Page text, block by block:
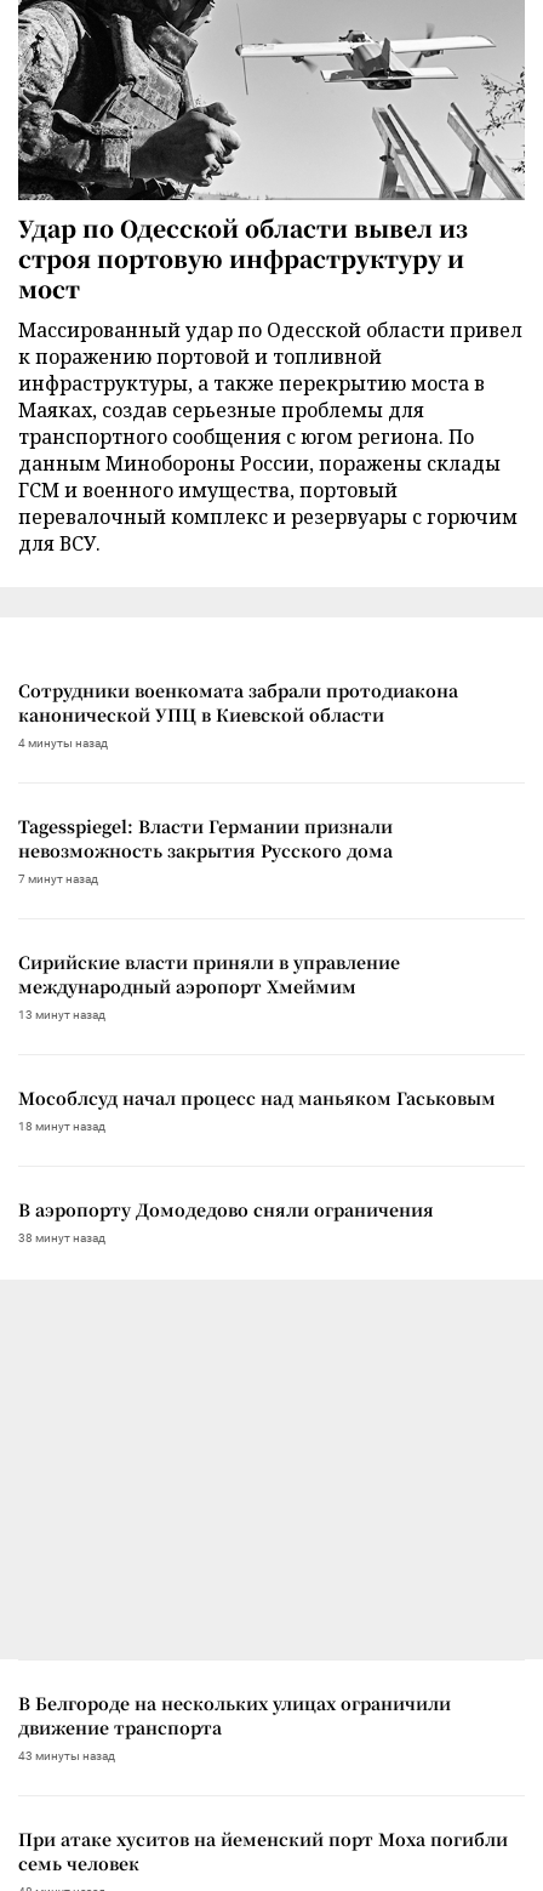
Удар по Одесской области вывел из
строя портовую инфраструктуру и
мост
Массированный удар по Одесской области привел
к поражению портовой и топливной
инфраструктуры, а также перекрытию моста в
Маяках, создав серьезные проблемы для
транспортного сообщения с югом региона. По
данным Минобороны России, поражены склады
ГСМ и военного имущества, портовый
перевалочный комплекс и резервуары с горючим
для ВСУ.
Сотрудники военкомата забрали протодиакона
канонической УПЦ в Киевской области
4 минуты назад
Tagesspiegel: Власти Германии признали
невозможность закрытия Русского дома
7 минут назад
Сирийские власти приняли в управление
международный аэропорт Хмеймим
13 минут назад
Мособлсуд начал процесс над маньяком Гаськовым
18 минут назад
В аэропорту Домодедово сняли ограничения
38 минут назад
В Белгороде на нескольких улицах ограничили
движение транспорта
43 минуты назад
При атаке хуситов на йеменский порт Моха погибли
семь человек